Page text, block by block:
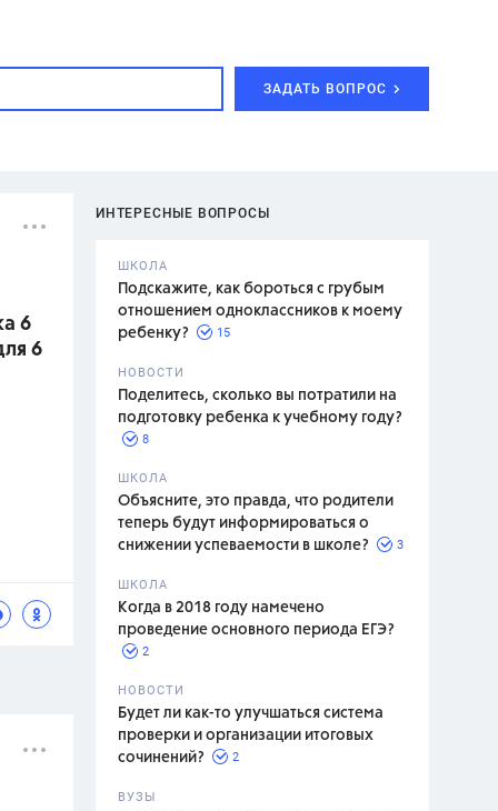
ЗАДАТЬ ВОПРОС
ИНТЕРЕСНЫЕ ВОПРОСЫ
ШКОЛА
Подскажите, как бороться с грубым
отношением одноклассников к моему
ребенку?
15
НОВОСТИ
Поделитесь, сколько вы потратили на
подготовку ребенка к учебному году?
8
ШКОЛА
Объясните, это правда, что родители
теперь будут информироваться о
снижении успеваемости в школе?
3
ШКОЛА
Когда в 2018 году намечено
проведение основного периода ЕГЭ?
2
НОВОСТИ
Будет ли как-то улучшаться система
проверки и организации итоговых
сочинений?
2
ВУЗЫ
6
6